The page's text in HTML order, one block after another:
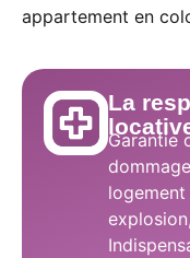
appartement en
La
Garantie